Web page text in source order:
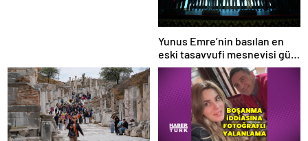
Yunus Emre’nin basılan en
eski tasavvufi mesnevisi gün
yüzüne çıkarıldı